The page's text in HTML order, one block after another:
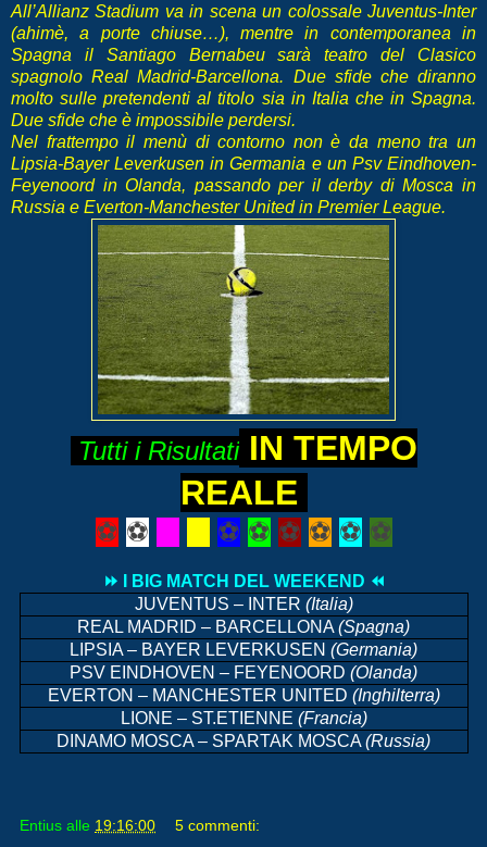
All’Allianz Stadium va in scena un colossale Juventus-Inter
(ahimè, a porte chiuse…), mentre in contemporanea in
Spagna il Santiago Bernabeu sarà teatro del Clasico
spagnolo Real Madrid-Barcellona. Due sfide che diranno
molto sulle pretendenti al titolo sia in Italia che in Spagna.
Due sfide che è impossibile perdersi.
Nel frattempo il menù di contorno non è da meno tra un
Lipsia-Bayer Leverkusen in Germania e un Psv Eindhoven-
Feyenoord in Olanda, passando per il derby di Mosca in
Russia e Everton-Manchester United in Premier League.
Tutti i Risultati IN TEMPO
REALE
⚽ ⚽ ⚽ ⚽ ⚽ ⚽ ⚽ ⚽
⏩ I BIG MATCH DEL WEEKEND ⏪
JUVENTUS – INTER (Italia)
REAL MADRID – BARCELLONA(Spagna)
LIPSIA – BAYER LEVERKUSEN (Germania)
PSV EINDHOVEN – FEYENOORD (Olanda)
EVERTON – MANCHESTER UNITED (Inghilterra)
LIONE – ST.ETIENNE (Francia)
DINAMO MOSCA – SPARTAK MOSCA(Russia)
Entius alle 19:16:00 5 commenti: